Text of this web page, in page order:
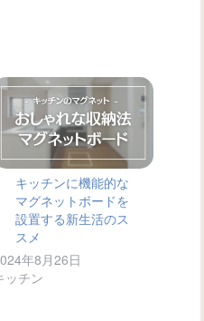
キッチンに機能的な
マグネットボードを
設置する新生活のス
スメ
年8月26日
ッチン